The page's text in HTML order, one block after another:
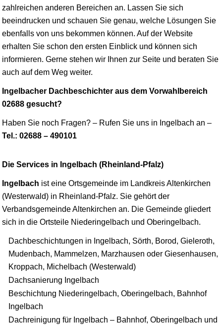
zahlreichen anderen Bereichen an. Lassen Sie sich
beeindrucken und schauen Sie genau, welche Lösungen Sie
ebenfalls von uns bekommen können. Auf der Website
erhalten Sie schon den ersten Einblick und können sich
informieren. Gerne stehen wir Ihnen zur Seite und beraten Sie
auch auf dem Weg weiter.
Ingelbacher Dachbeschichter aus dem Vorwahlbereich
02688 gesucht?
Haben Sie noch Fragen? – Rufen Sie uns in Ingelbach an –
Tel.: 02688 – 490101
Die Services in Ingelbach (Rheinland-Pfalz)
Ingelbach ist eine Ortsgemeinde im Landkreis Altenkirchen
(Westerwald) in Rheinland-Pfalz. Sie gehört der
Verbandsgemeinde Altenkirchen an. Die Gemeinde gliedert
sich in die Ortsteile Niederingelbach und Oberingelbach.
Dachbeschichtungen in Ingelbach, Sörth, Borod, Gieleroth,
Mudenbach, Mammelzen, Marzhausen oder Giesenhausen,
Kroppach, Michelbach (Westerwald)
Dachsanierung Ingelbach
Beschichtung Niederingelbach, Oberingelbach, Bahnhof
Ingelbach
Dachreinigung für Ingelbach – Bahnhof, Oberingelbach und